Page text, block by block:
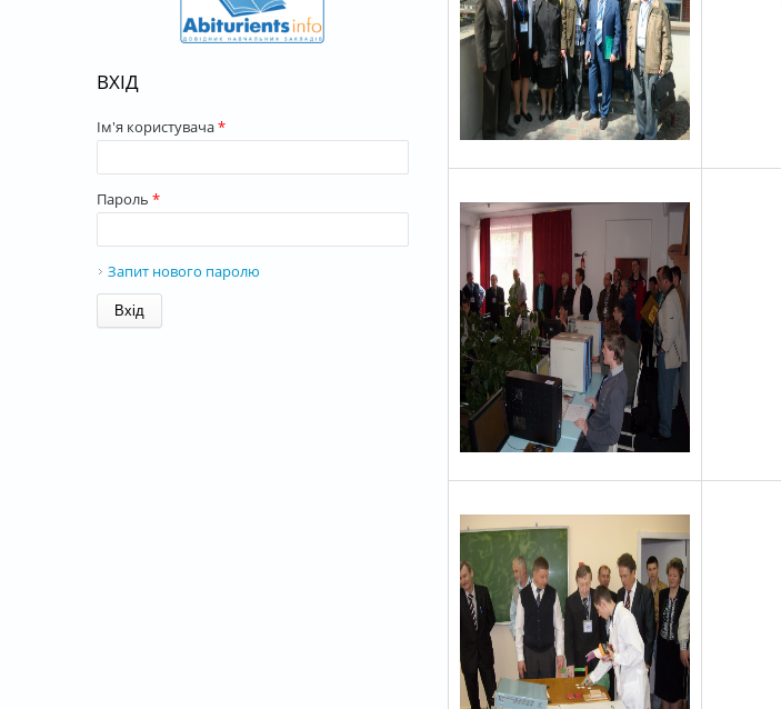
ВХІД
Ім'я користувача*
Пароль *
Запит нового паролю